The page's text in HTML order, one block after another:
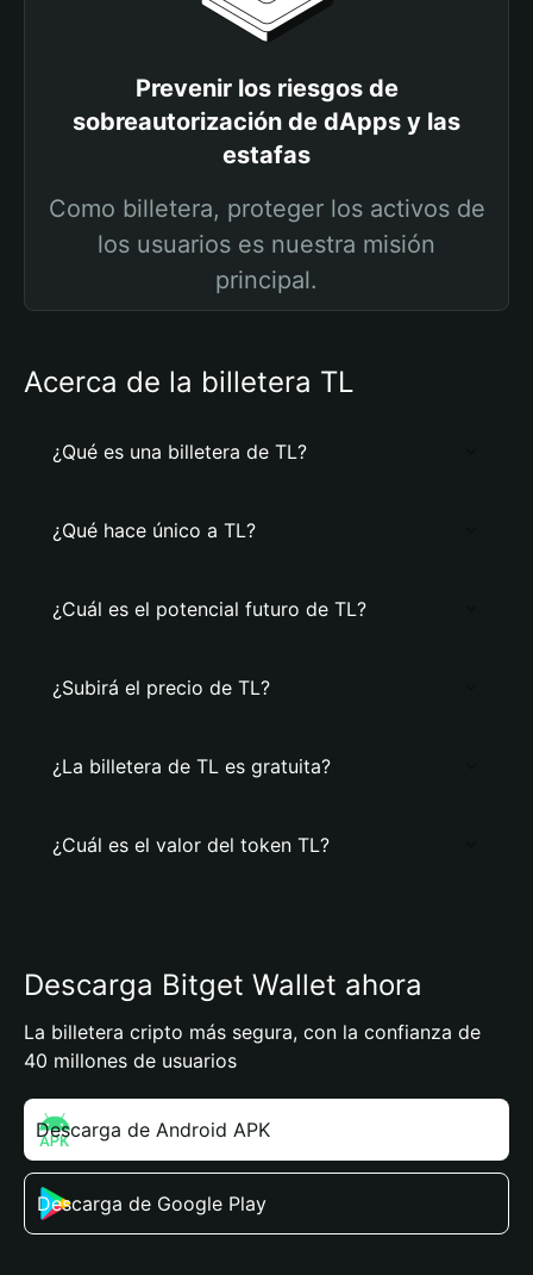
Prevenir los riesgos de
sobreautorización de dApps y las
estafas
Como billetera, proteger los activos de
los usuarios es nuestra misión
principal.
Acerca de la billetera TL
¿Qué es una billetera de TL?
¿Qué hace único a TL?
¿Cuál es el potencial futuro de TL?
¿Subirá el precio de TL?
¿La billetera de TL es gratuita?
¿Cuál es el valor del token TL?
Descarga Bitget Wallet ahora
La billetera cripto más segura, con la confianza de
40 millones de usuarios
Descarga de Android APK
Descarga de Google Play